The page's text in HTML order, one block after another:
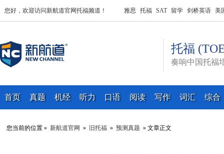
您好，欢迎访问新航道官网托福频道！ 雅思 托福 SAT 留学 剑桥英语 美
托福
奏响中国托福
首页 真题 机经 听力 口语 阅读 写作 词汇 综合
您当前的位置 » 新航道官网 » 旧托福 » 预测真题 » 文章正文